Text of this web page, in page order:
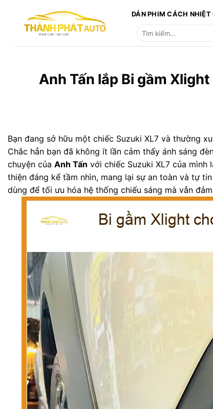
dung
DÁN PHIM CÁCH NHIỆT
Tìm
Anh Tấn lắp Bi gầm
Bạn đang sở hữu một chiếc Suzuki XL7 và thường
Chắc hẳn bạn đã không ít lần cảm thấy ánh sáng
chuyện của Anh Tấn với chiếc Suzuki XL7 của
thiện đáng kể tầm nhìn, mang lại sự an toàn và tự
dùng để tối ưu hóa hệ thống chiếu sáng mà vẫn